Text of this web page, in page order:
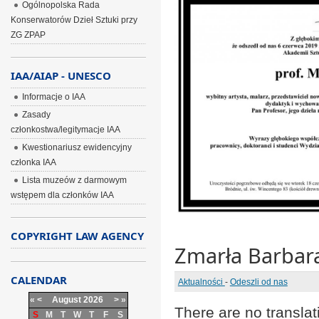
Zmarła
Aktualności - Odeszli od nas
There are no
Ogólnopolska Rada
Konserwatorów Dzieł Sztuki przy
ZG ZPAP
IAA/AIAP - UNESCO
Informacje o IAA
Zasady
członkostwa/legitymacje IAA
Kwestionariusz ewidencyjny
członka IAA
Lista muzeów z darmowym
wstępem dla członków IAA
COPYRIGHT LAW AGENCY
CALENDAR
« < August 2026 > »
S
M T W T F S